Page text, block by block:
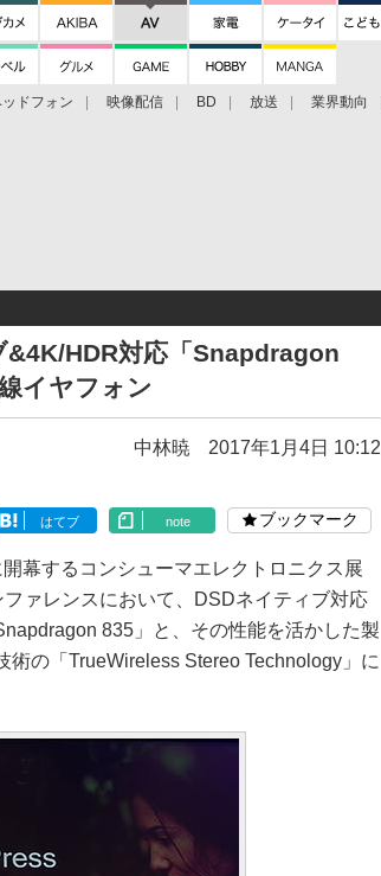
ドフォン 映像配信 BD 放送 業界動向
HDR対応「Snapdragon
イヤフォン
中林暁 2017年1月4日 10:12
はてブ note ブックマーク
幕するコンシューマエレクトロニクス展
ァレンスにおいて、DSDネイティブ対応
835」と、その性能を活かした製
の「TrueWireless Stereo Technology」に